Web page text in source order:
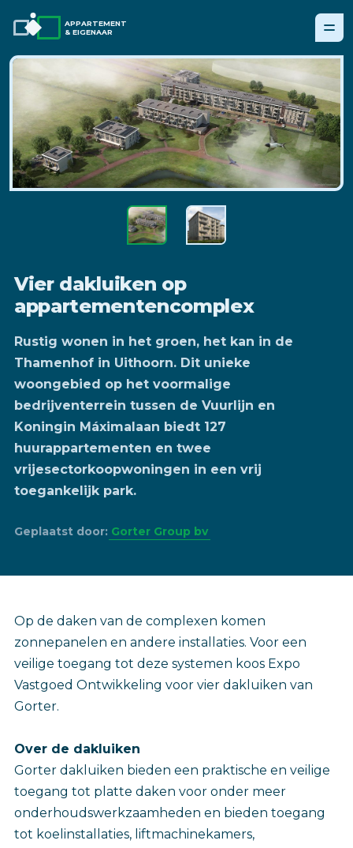
APPARTEMENT
& EIGENAAR
Vier dakluiken op
appartementencomplex
Rustig wonen in het groen, het kan in de
Thamenhof in Uithoorn. Dit unieke
woongebied op het voormalige
bedrijventerrein tussen de Vuurlijn en
Koningin Máximalaan biedt 127
huurappartementen en twee
vrijesectorkoopwoningen in een vrij
toegankelijk park.
Geplaatst door: Gorter Group bv
Op de daken van de complexen komen
zonnepanelen en andere installaties. Voor een
veilige toegang tot deze systemen koos Expo
Vastgoed Ontwikkeling voor vier dakluiken van
Gorter.
Over de dakluiken
Gorter dakluiken bieden een praktische en veilige
toegang tot platte daken voor onder meer
onderhoudswerkzaamheden en bieden toegang
tot koelinstallaties, liftmachinekamers,